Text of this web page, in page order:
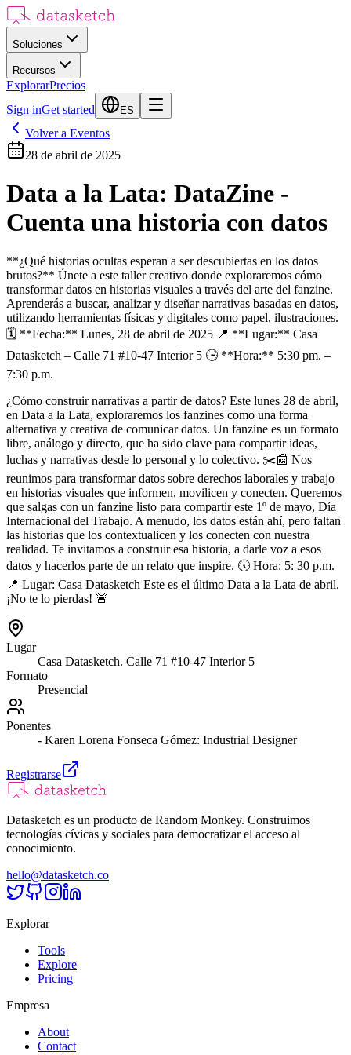
Soluciones
Recursos
ExplorarPrecios
Sign inGet started ES
Volver a Eventos
28 de abril de 2025
Data a la Lata: DataZine -
Cuenta una historia con datos
**¿Qué historias ocultas esperan a ser descubiertas en los datos
brutos?** Únete a este taller creativo donde exploraremos cómo
transformar datos en historias visuales a través del arte del fanzine.
Aprenderás a buscar, analizar y diseñar narrativas basadas en datos,
utilizando herramientas físicas y digitales como papel, ilustraciones.
🗓 **Fecha:** Lunes, 28 de abril de 2025 📍 **Lugar:** Casa
Datasketch – Calle 71 #10-47 Interior 5 🕒 **Hora:** 5:30 pm. –
7:30 p.m.
¿Cómo construir narrativas a partir de datos? Este lunes 28 de abril,
en Data a la Lata, exploraremos los fanzines como una forma
alternativa y creativa de comunicar datos. Un fanzine es un formato
libre, análogo y directo, que ha sido clave para compartir ideas,
luchas y narrativas desde lo personal y lo colectivo. ✂️📰 Nos
reunimos para transformar datos sobre derechos laborales y trabajo
en historias visuales que informen, movilicen y conecten. Queremos
que salgas con un fanzine listo para compartir este 1º de mayo, Día
Internacional del Trabajo. A menudo, los datos están ahí, pero faltan
las historias que los contextualicen y los conecten con nuestra
realidad. Te invitamos a construir esa historia, a darle voz a esos
datos y hacerlos parte de un relato que inspire. 🕔 Hora: 5: 30 p.m.
📍 Lugar: Casa Datasketch Este es el último Data a la Lata de abril.
¡No te lo pierdas! 🚨
Lugar
Casa Datasketch. Calle 71 #10-47 Interior 5
Formato
Presencial
Ponentes
- Karen Lorena Fonseca Gómez: Industrial Designer
Registrarse
Datasketch es un producto de Random Monkey. Construimos
tecnologías cívicas y sociales para democratizar el acceso al
conocimiento.
hello@datasketch.co
Explorar
Tools
Explore
Pricing
Empresa
About
Contact